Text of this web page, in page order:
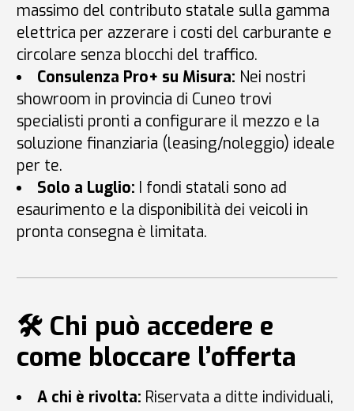
massimo del contributo statale sulla gamma
elettrica per azzerare i costi del carburante e
circolare senza blocchi del traffico.
Consulenza Pro+ su Misura: Nei nostri
showroom in provincia di Cuneo trovi
specialisti pronti a configurare il mezzo e la
soluzione finanziaria (leasing/noleggio) ideale
per te.
Solo a Luglio: I fondi statali sono ad
esaurimento e la disponibilità dei veicoli in
pronta consegna è limitata.
🛠️ Chi può accedere e
come bloccare l’offerta
A chi è rivolta: Riservata a ditte individuali,